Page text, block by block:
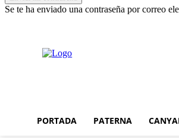
Se te ha enviado una contraseña por correo
PORTADA PATERNA